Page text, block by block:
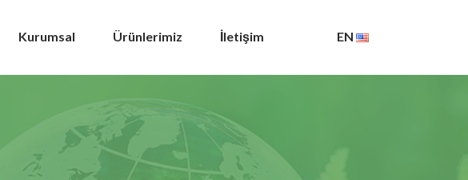
Kurumsal Ürünlerimiz İletişim EN